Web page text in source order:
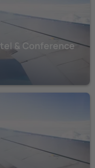
& Conference